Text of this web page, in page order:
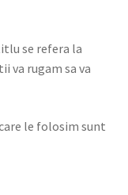
se refera la
va rugam sa va
le folosim sunt